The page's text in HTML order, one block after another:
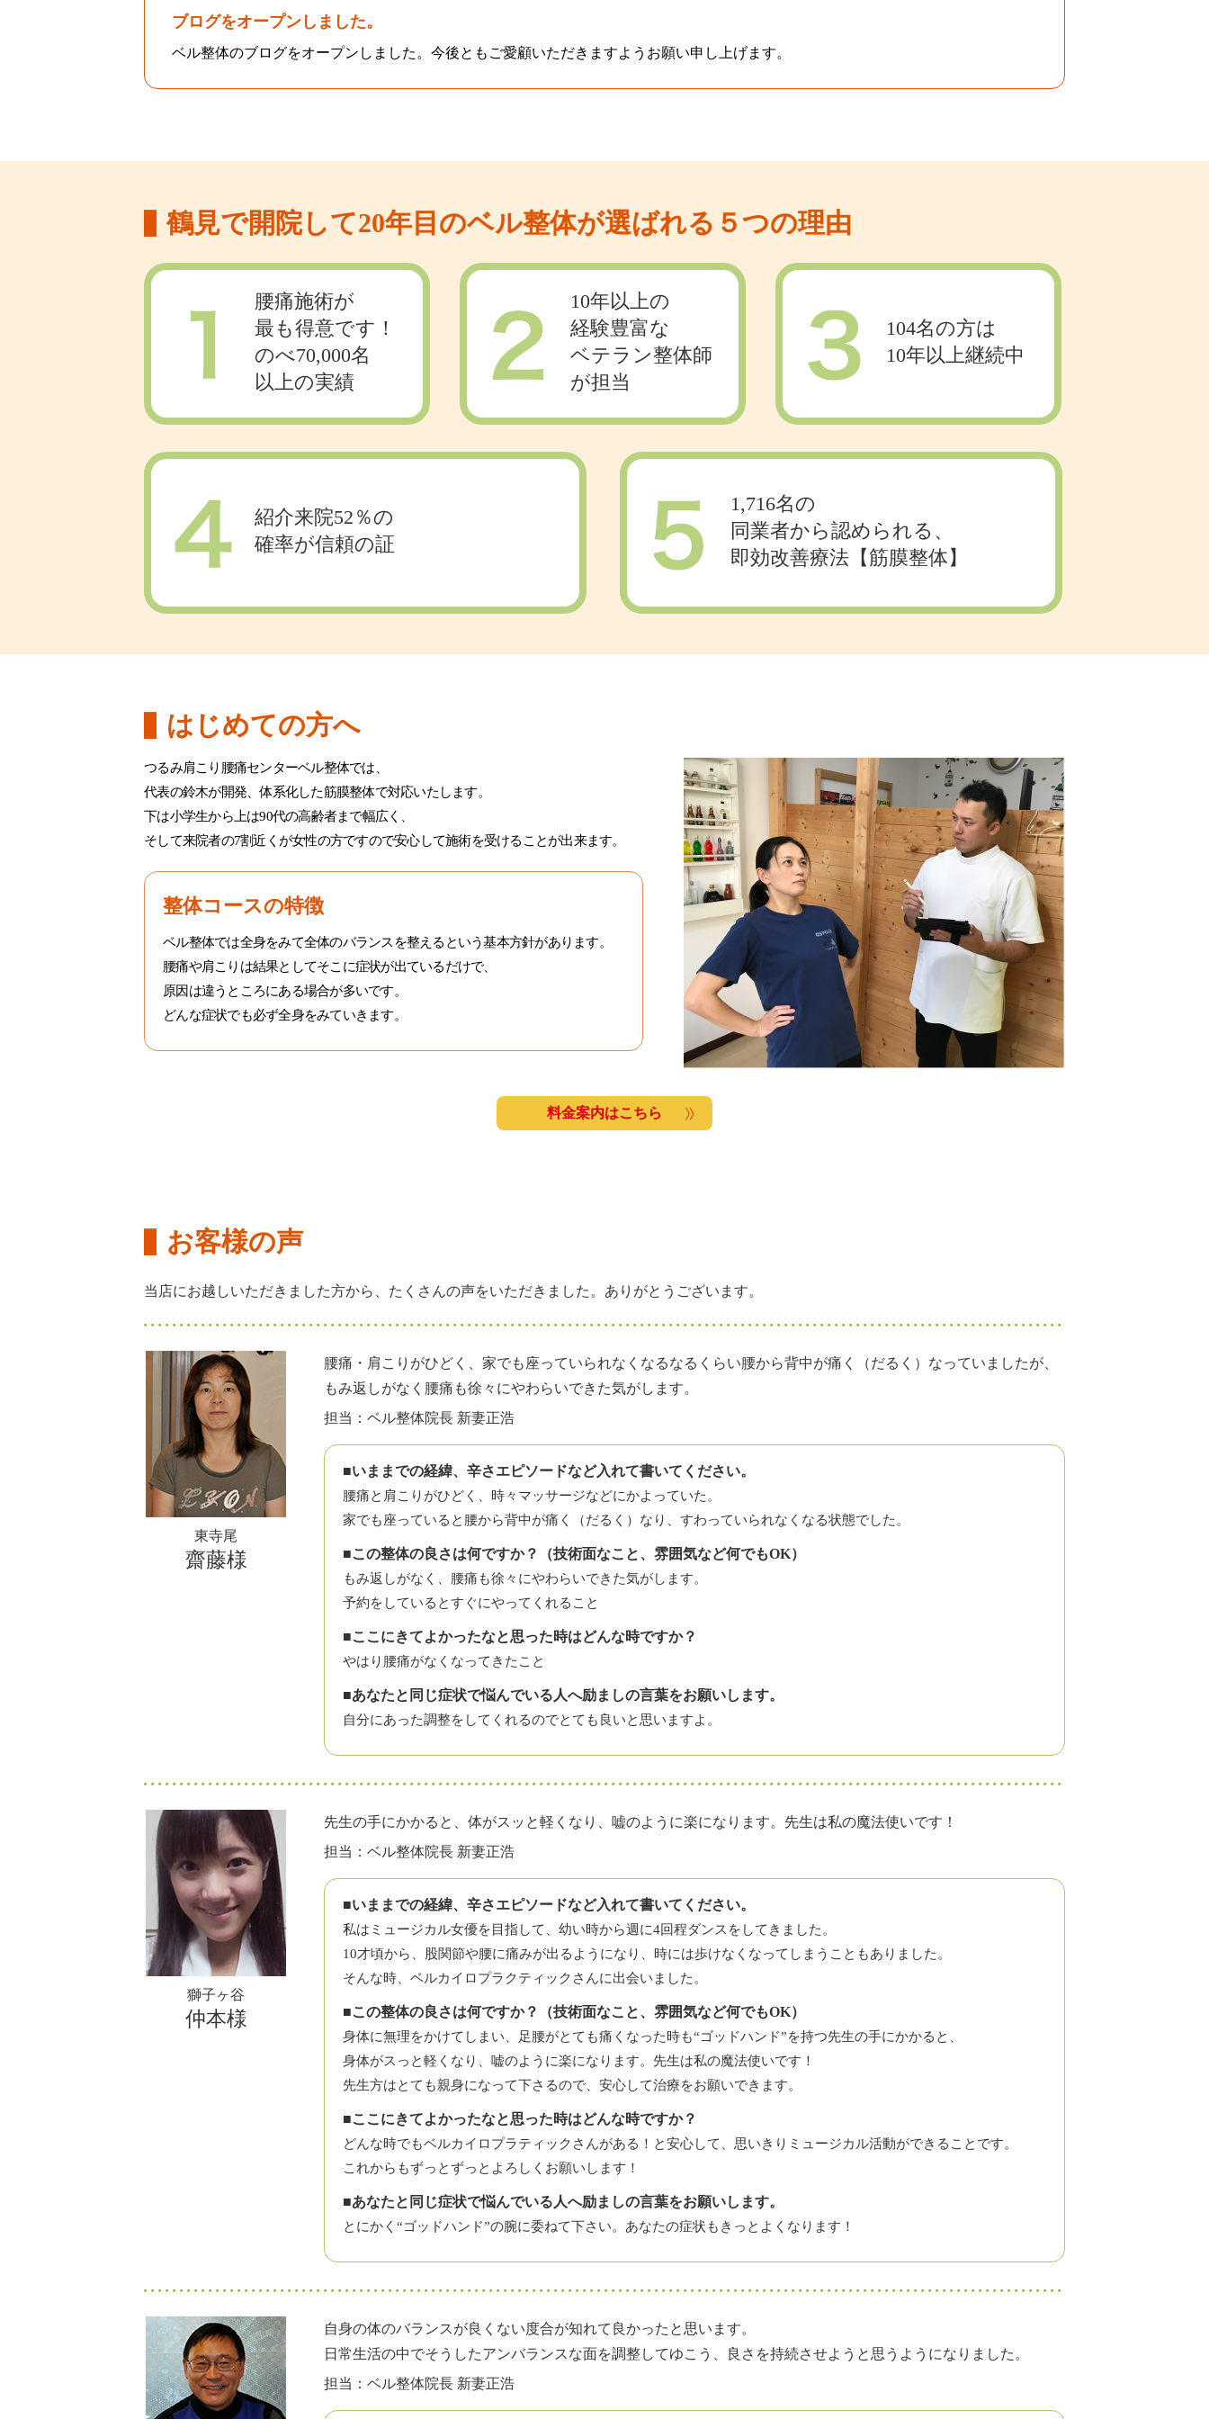
ブログをオープンしました。
ベル整体のブログをオープンしました。今後ともご愛顧いただきますようお願い申し上げます。
鶴見で開院して20年目のベル整体が選ばれる５つの理由
腰痛施術が
最も得意です！
のべ70,000名
以上の実績
10年以上の
経験豊富な
ベテラン整体師
が担当
104名の方は
10年以上継続中
紹介来院52％の
確率が信頼の証
1,716名の
同業者から認められる、
即効改善療法【筋膜整体】
はじめての方へ
つるみ肩こり腰痛センターベル整体では、
代表の鈴木が開発、体系化した筋膜整体で対応いたします。
下は小学生から上は90代の高齢者まで幅広く、
そして来院者の7割近くが女性の方ですので安心して施術を受けることが出来ます。
整体コースの特徴
ベル整体では全身をみて全体のバランスを整えるという基本方針があります。
腰痛や肩こりは結果としてそこに症状が出ているだけで、
原因は違うところにある場合が多いです。
どんな症状でも必ず全身をみていきます。
料金案内はこちら
お客様の声
当店にお越しいただきました方から、たくさんの声をいただきました。ありがとうございます。
東寺尾
齋藤様
腰痛・肩こりがひどく、家でも座っていられなくなるなるくらい腰から背中が痛く（だるく）なっていましたが、
もみ返しがなく腰痛も徐々にやわらいできた気がします。
担当：ベル整体院長 新妻正浩
■いままでの経緯、辛さエピソードなど入れて書いてください。
腰痛と肩こりがひどく、時々マッサージなどにかよっていた。
家でも座っていると腰から背中が痛く（だるく）なり、すわっていられなくなる状態でした。
■この整体の良さは何ですか？（技術面なこと、雰囲気など何でもOK）
もみ返しがなく、腰痛も徐々にやわらいできた気がします。
予約をしているとすぐにやってくれること
■ここにきてよかったなと思った時はどんな時ですか？
やはり腰痛がなくなってきたこと
■あなたと同じ症状で悩んでいる人へ励ましの言葉をお願いします。
自分にあった調整をしてくれるのでとても良いと思いますよ。
獅子ヶ谷
仲本様
先生の手にかかると、体がスッと軽くなり、嘘のように楽になります。先生は私の魔法使いです！
担当：ベル整体院長 新妻正浩
■いままでの経緯、辛さエピソードなど入れて書いてください。
私はミュージカル女優を目指して、幼い時から週に4回程ダンスをしてきました。
10才頃から、股関節や腰に痛みが出るようになり、時には歩けなくなってしまうこともありました。
そんな時、ベルカイロプラクティックさんに出会いました。
■この整体の良さは何ですか？（技術面なこと、雰囲気など何でもOK）
身体に無理をかけてしまい、足腰がとても痛くなった時も“ゴッドハンド”を持つ先生の手にかかると、
身体がスっと軽くなり、嘘のように楽になります。先生は私の魔法使いです！
先生方はとても親身になって下さるので、安心して治療をお願いできます。
■ここにきてよかったなと思った時はどんな時ですか？
どんな時でもベルカイロプラティックさんがある！と安心して、思いきりミュージカル活動ができることです。
これからもずっとずっとよろしくお願いします！
■あなたと同じ症状で悩んでいる人へ励ましの言葉をお願いします。
とにかく“ゴッドハンド”の腕に委ねて下さい。あなたの症状もきっとよくなります！
自身の体のバランスが良くない度合が知れて良かったと思います。
日常生活の中でそうしたアンバランスな面を調整してゆこう、良さを持続させようと思うようになりました。
担当：ベル整体院長 新妻正浩